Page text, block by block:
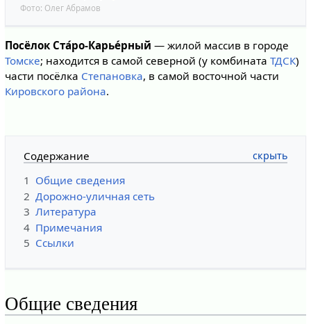
Фото: Олег Абрамов
Посёлок Ста́ро-Карье́рный — жилой массив в городе
Томске; находится в самой северной (у комбината ТДСК)
части посёлка Степановка, в самой восточной части
Кировского района.
Содержание
1 Общие сведения
2 Дорожно-уличная сеть
3 Литература
4 Примечания
5 Ссылки
Общие сведения